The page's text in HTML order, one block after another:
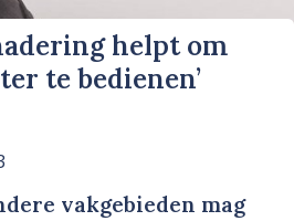
helpt om
te bedienen’
vakgebieden mag